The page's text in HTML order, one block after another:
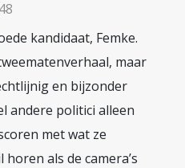
kandidaat, Femke.
maar
en bijzonder
andere politici alleen
met wat ze
als de camera’s